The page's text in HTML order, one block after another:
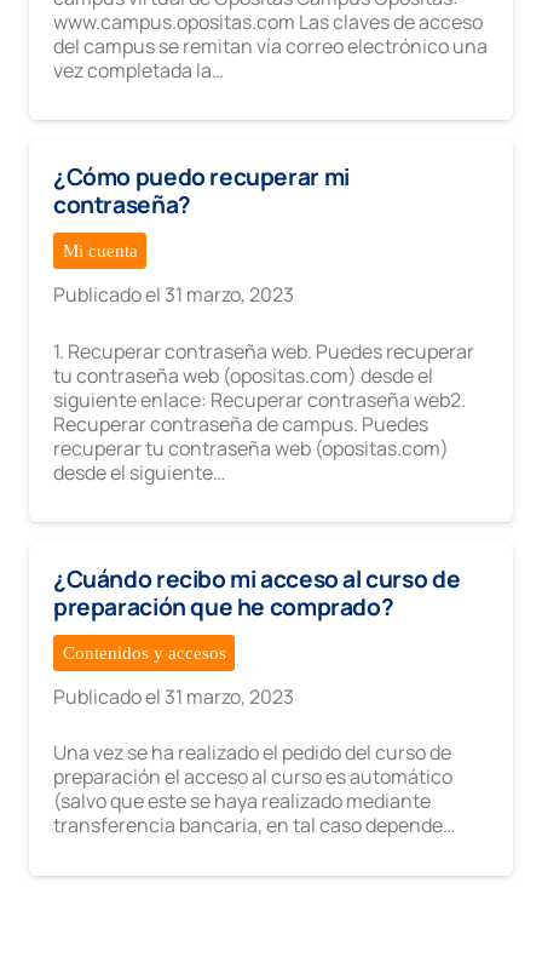
www.campus.opositas.com Las claves de acceso
del campus se remitan vía correo electrónico una
vez completada la…
¿Cómo puedo recuperar mi
contraseña?
Mi cuenta
Publicado el 31 marzo, 2023
1. Recuperar contraseña web. Puedes recuperar
tu contraseña web (opositas.com) desde el
siguiente enlace: Recuperar contraseña web2.
Recuperar contraseña de campus. Puedes
recuperar tu contraseña web (opositas.com)
desde el siguiente…
¿Cuándo recibo mi acceso al curso de
preparación que he comprado?
Contenidos y accesos
Publicado el 31 marzo, 2023
Una vez se ha realizado el pedido del curso de
preparación el acceso al curso es automático
(salvo que este se haya realizado mediante
transferencia bancaria, en tal caso depende…